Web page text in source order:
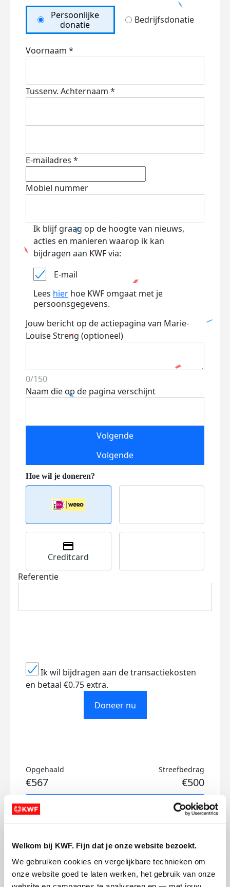
Welkom bij KWF. Fijn dat je onze website bezoekt.
We gebruiken cookies en vergelijkbare technieken om
onze website goed te laten werken, het gebruik van onze
Persoonlijke
donatie
Bedrijfsdonatie
Voornaam *
Tussenv. Achternaam *
E-mailadres *
Mobiel nummer
Ik blijf graag op de hoogte van nieuws,
acties en manieren waarop ik kan
bijdragen aan KWF via:
E-mail
Lees hier hoe KWF omgaat met je
persoonsgegevens.
Jouw bericht op de actiepagina van Marie-
Louise Streng (optioneel)
0/150
Naam die op de pagina verschijnt
Volgende
Volgende
Creditcard
Referentie
Ik wil bijdragen aan de transactiekosten
en betaal €0.75 extra.
Doneer nu
Opgehaald
€567
Streefbedrag
€500
Doneer
Marie-Louise's badges